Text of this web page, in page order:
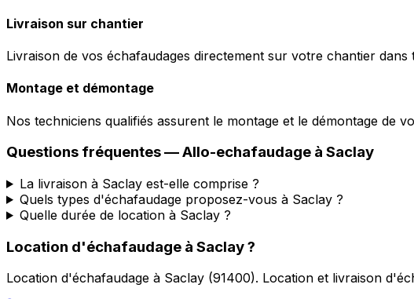
Livraison sur chantier
Livraison de vos échafaudages directement sur votre chantier
Montage et démontage
Nos techniciens qualifiés assurent le montage et le démontage de
Questions fréquentes —Allo-echafaudage à Saclay
La livraison à Saclay est-elle comprise ?
Quels types d'échafaudage proposez-vous à Saclay ?
Quelle durée de location à Saclay ?
Location d'échafaudage à Saclay?
Location d'échafaudage à Saclay (91400). Location et livraison